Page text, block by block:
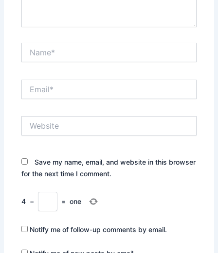
Save my name, email, and website in this browser
for the next time I comment.
4 − = one
Notify me of follow-up comments by email.